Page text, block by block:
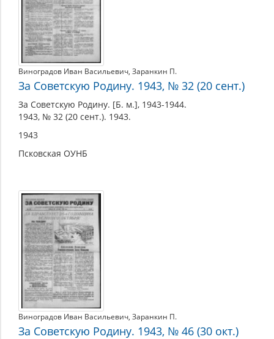
Виноградов Иван Васильевич, Заранкин П.
За Советскую Родину. 1943, № 32 (20 сент.)
За Советскую Родину. [Б. м.], 1943-1944.
1943, № 32 (20 сент.). 1943.
1943
Псковская ОУНБ
Виноградов Иван Васильевич, Заранкин П.
За Советскую Родину. 1943, № 46 (30 окт.)